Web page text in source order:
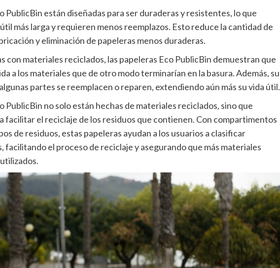
PublicBin están diseñadas para ser duraderas y resistentes, lo que
más larga y requieren menos reemplazos. Esto reduce la cantidad de
y eliminación de papeleras menos duraderas.
con materiales reciclados, las papeleras Eco PublicBin demuestran que
a los materiales que de otro modo terminarían en la basura. Además, su
partes se reemplacen o reparen, extendiendo aún más su vida útil.
PublicBin no solo están hechas de materiales reciclados, sino que
facilitar el reciclaje de los residuos que contienen. Con compartimentos
de residuos, estas papeleras ayudan a los usuarios a clasificar
facilitando el proceso de reciclaje y asegurando que más materiales